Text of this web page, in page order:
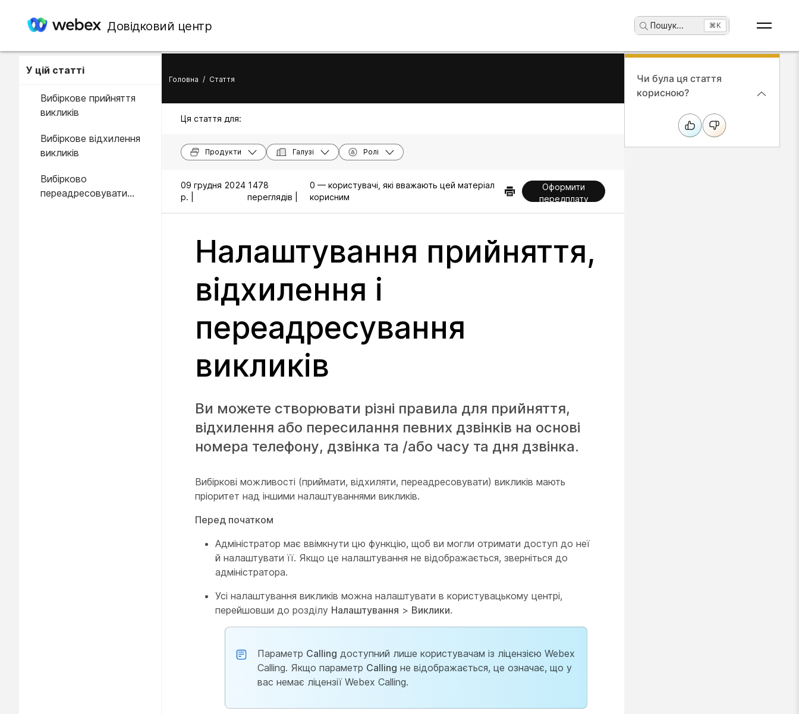
Довідковий центр Пошук... ⌘K
У цій статті
Вибіркове прийняття
викликів
Вибіркове відхилення
викликів
Вибірково
переадресовувати
Головна / Стаття
Ця стаття для:
Продукти Галузі Ролі
09 грудня 2024
р. |
1478
переглядів |
0 — користувачі, які вважають цей матеріал
корисним
Оформити
передплату
Налаштування прийняття,
відхилення і
переадресування
викликів
Ви можете створювати різні правила для прийняття,
відхилення або пересилання певних дзвінків на основі
номера телефону, дзвінка та /або часу та дня дзвінка.
Вибіркові можливості (приймати, відхиляти, переадресовувати) викликів мають
пріоритет над іншими налаштуваннями викликів.
Перед початком
Адміністратор має ввімкнути цю функцію, щоб ви могли отримати доступ до неї
й налаштувати її. Якщо це налаштування не відображається, зверніться до
адміністратора.
Усі налаштування викликів можна налаштувати в користувацькому центрі,
перейшовши до розділу Налаштування > Виклики.
Параметр Calling доступний лише користувачам із ліцензією Webex
Calling. Якщо параметр Calling не відображається, це означає, що у
вас немає ліцензії Webex Calling.
Чи була ця стаття
корисною?